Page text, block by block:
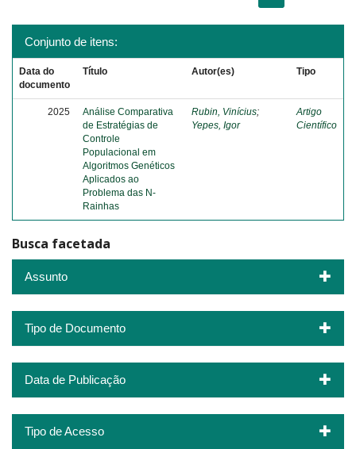
Conjunto de itens:
Data do
documento
Título Autor(es) Tipo
2025
Análise Comparativa
de Estratégias de
Controle
Populacional em
Algoritmos Genéticos
Aplicados ao
Problema das N-
Rainhas
Rubin, Vinícius;
Yepes, Igor
Artigo
Científico
Busca facetada
Assunto
Tipo de Documento
Data de Publicação
Tipo de Acesso